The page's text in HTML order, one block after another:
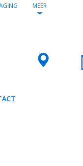
MEER